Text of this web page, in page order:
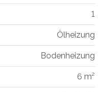
1
Ölheizung
Bodenheizung
6 m²